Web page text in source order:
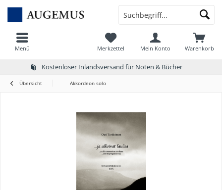
Kostenloser Inlandsversand für Noten & Bücher
Menü Warenkorb
Merkzettel Mein Konto
Übersicht Akkordeon solo